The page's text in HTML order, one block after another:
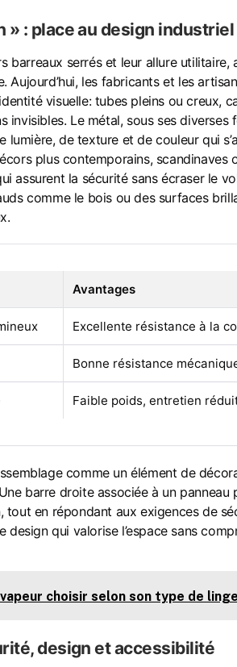
» : place au design industriel
serrés et leur allure utilitaire,
Aujourd’hui, les fabricants et les
visuelle: tubes pleins ou creux,
invisibles. Le métal, sous ses diverses
lumière, de texture et de couleur qui
plus contemporains, scandinaves
assurent la sécurité sans écraser le
comme le bois ou des surfaces
Avantages
Excellente résistance à la
Bonne résistance
Faible poids, entretien
comme un élément de
barre droite associée à un
tout en répondant aux exigences de
qui valorise l’espace sans
choisir selon son type de
design et accessibilité